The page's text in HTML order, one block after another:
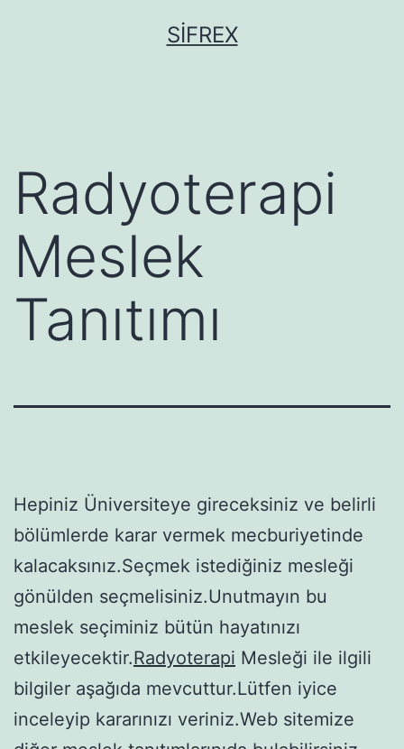
SIFREX
Radyoterapi
Meslek
Tanıtımı
Hepiniz Üniversiteye gireceksiniz ve belirli
bölümlerde karar vermek mecburiyetinde
kalacaksınız.Seçmek istediğiniz mesleği
gönülden seçmelisiniz.Unutmayın bu
meslek seçiminiz bütün hayatınızı
etkileyecektir.Radyoterapi Mesleği ile ilgili
bilgiler aşağıda mevcuttur.Lütfen iyice
inceleyip kararınızı veriniz.Web sitemize